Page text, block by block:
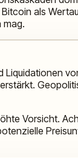
als
mag.
Vorsicht.